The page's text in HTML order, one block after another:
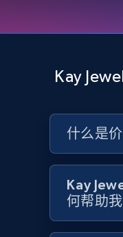
Google
web using
Rating, Reviews
Kay
什么是
Kay
何帮助